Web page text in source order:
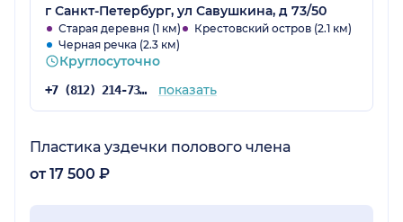
г Санкт-Петербург, ул Савушкина, д 73/50
Старая деревня (1 км)
Крестовский остров (2.1 км)
Черная речка (2.3 км)
Круглосуточно
+7 (812) 214-73-59 показать
Пластика уздечки полового члена
от 17 500 ₽